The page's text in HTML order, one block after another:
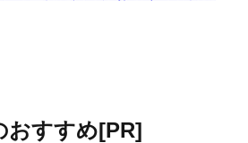
おすすめ[PR]